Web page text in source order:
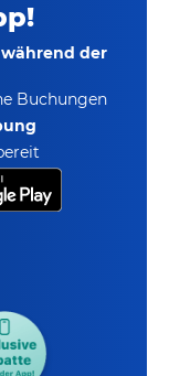
der
Buchungen